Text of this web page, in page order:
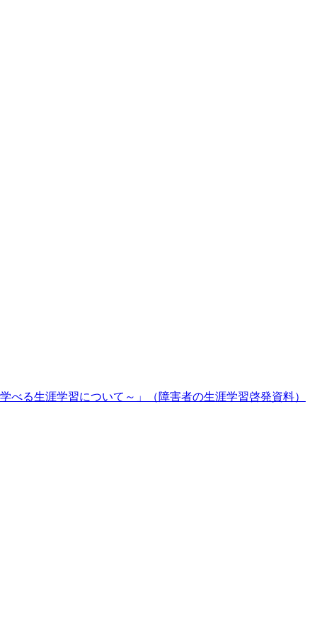
る生涯学習について～」（障害者の生涯学習啓発資料）